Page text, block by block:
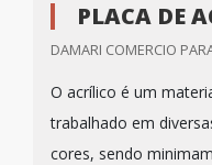
PLACA DE
DAMARI COMERCIO
O acrílico é um
trabalhado em
cores, sendo